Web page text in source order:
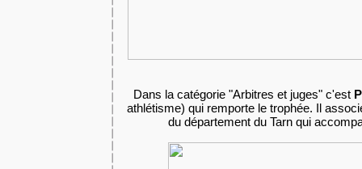
Dans la catégorie "Arbitres et juges" c'est
athlétisme) qui remporte le trophée. Il
du département du Tarn qui